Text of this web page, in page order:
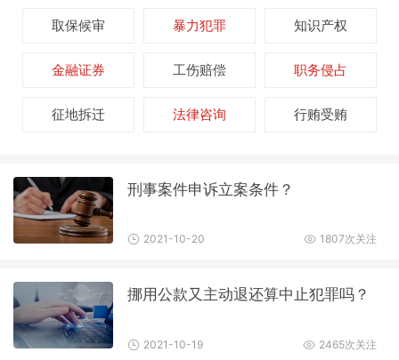
取保候审 暴力犯罪 知识产权
金融证券 工伤赔偿 职务侵占
征地拆迁 法律咨询 行贿受贿
刑事案件申诉立案条件？
2021-10-20 1807次关注
挪用公款又主动退还算中止犯罪吗？
2021-10-19 2465次关注